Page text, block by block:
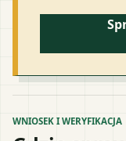
WNIOSEK I WERYFIKACJA